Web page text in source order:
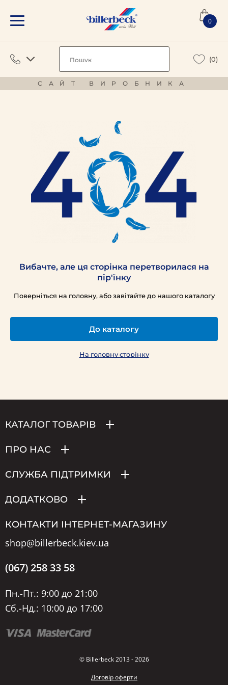
0
(0)
САЙТ ВИРОБНИКА
Вибачте, але ця сторінка перетворилася на
пір'їнку
Поверніться на головну, або завітайте до нашого каталогу
До каталогу
На головну сторінку
КАТАЛОГ ТОВАРІВ
ПРО НАС
СЛУЖБА ПІДТРИМКИ
ДОДАТКОВО
КОНТАКТИ ІНТЕРНЕТ-МАГАЗИНУ
shop@billerbeck.kiev.ua
(067) 258 33 58
Пн.-Пт.: 9:00 до 21:00
Сб.-Нд.: 10:00 до 17:00
© Billerbeck 2013 - 2026
Договір оферти